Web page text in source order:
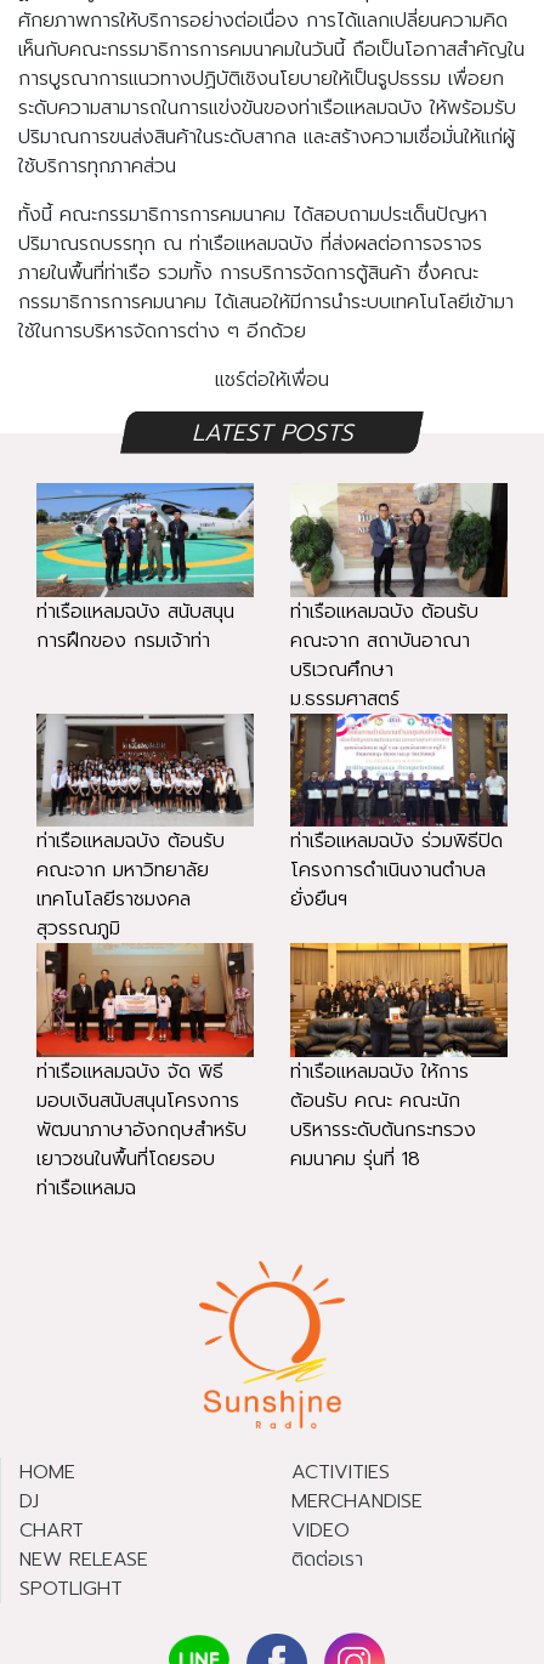
ศักยภาพการให้บริการอย่างต่อเนื่อง การได้แลกเปลี่ยนความคิด
เห็นกับคณะกรรมาธิการการคมนาคมในวันนี้ ถือเป็นโอกาสสำคัญใน
การบูรณาการแนวทางปฏิบัติเชิงนโยบายให้เป็นรูปธรรม เพื่อยก
ระดับความสามารถในการแข่งขันของท่าเรือแหลมฉบัง ให้พร้อมรับ
ปริมาณการขนส่งสินค้าในระดับสากล และสร้างความเชื่อมั่นให้แก่ผู้
ใช้บริการทุกภาคส่วน
ทั้งนี้ คณะกรรมาธิการการคมนาคม ได้สอบถามประเด็นปัญหา
ปริมาณรถบรรทุก ณ ท่าเรือแหลมฉบัง ที่ส่งผลต่อการจราจร
ภายในพื้นที่ท่าเรือ รวมทั้ง การบริการจัดการตู้สินค้า ซึ่งคณะ
กรรมาธิการการคมนาคม ได้เสนอให้มีการนำระบบเทคโนโลยีเข้ามา
ใช้ในการบริหารจัดการต่าง ๆ อีกด้วย
แชร์ต่อให้เพื่อน
LATEST POSTS
ท่าเรือแหลมฉบัง สนับสนุน
การฝึกของ กรมเจ้าท่า
ท่าเรือแหลมฉบัง ต้อนรับ
คณะจาก สถาบันอาณา
บริเวณศึกษา
ม.ธรรมศาสตร์
ท่าเรือแหลมฉบัง ต้อนรับ
คณะจาก มหาวิทยาลัย
เทคโนโลยีราชมงคล
สุวรรณภูมิ
ท่าเรือแหลมฉบัง ร่วมพิธีปิด
โครงการดำเนินงานตำบล
ยั่งยืนฯ
ท่าเรือแหลมฉบัง จัด พิธี
มอบเงินสนับสนุนโครงการ
พัฒนาภาษาอังกฤษสำหรับ
เยาวชนในพื้นที่โดยรอบ
ท่าเรือแหลมฉ
ท่าเรือแหลมฉบัง ให้การ
ต้อนรับ คณะ คณะนัก
บริหารระดับต้นกระทรวง
คมนาคม รุ่นที่ 18
HOME
DJ
CHART
NEW RELEASE
SPOTLIGHT
ACTIVITIES
MERCHANDISE
VIDEO
ติดต่อเรา